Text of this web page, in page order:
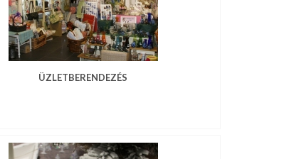
ÜZLETBERENDEZÉS